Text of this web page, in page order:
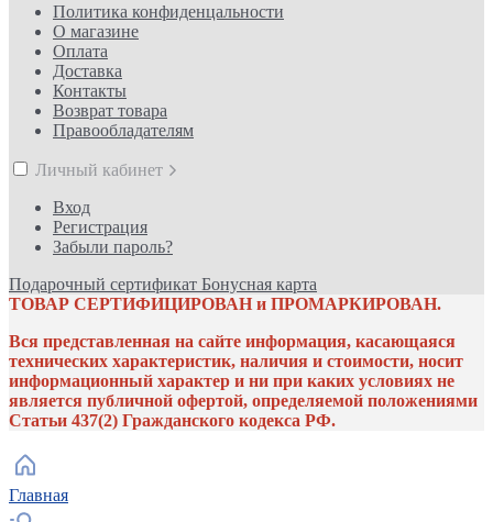
Политика конфиденцальности
О магазине
Оплата
Доставка
Контакты
Возврат товара
Правообладателям
Личный кабинет
Вход
Регистрация
Забыли пароль?
Подарочный сертификат Бонусная карта
ТОВАР СЕРТИФИЦИРОВАН и ПРОМАРКИРОВАН.
Вся представленная на сайте информация, касающаяся
технических характеристик, наличия и стоимости, носит
информационный характер и ни при каких условиях не
является публичной офертой, определяемой положениями
Статьи 437(2) Гражданского кодекса РФ.
Главная